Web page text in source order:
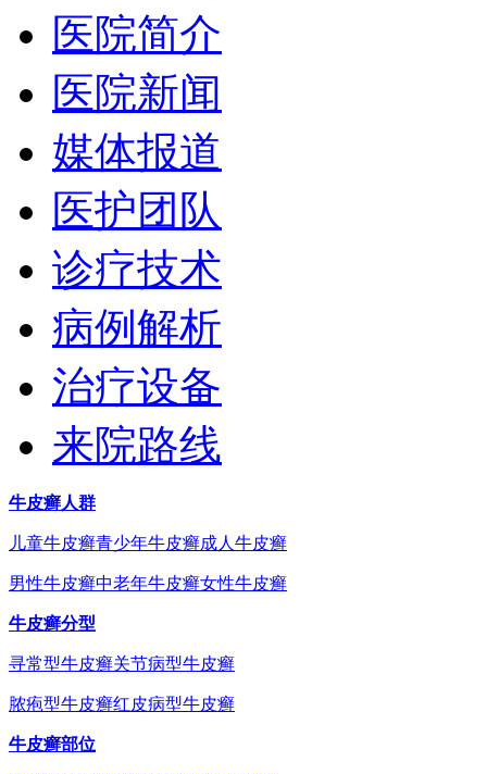
医院简介
医院新闻
媒体报道
医护团队
诊疗技术
病例解析
治疗设备
来院路线
牛皮癣人群
儿童牛皮癣青少年牛皮癣成人牛皮癣
男性牛皮癣中老年牛皮癣女性牛皮癣
牛皮癣分型
寻常型牛皮癣关节病型牛皮癣
脓疱型牛皮癣红皮病型牛皮癣
牛皮癣部位